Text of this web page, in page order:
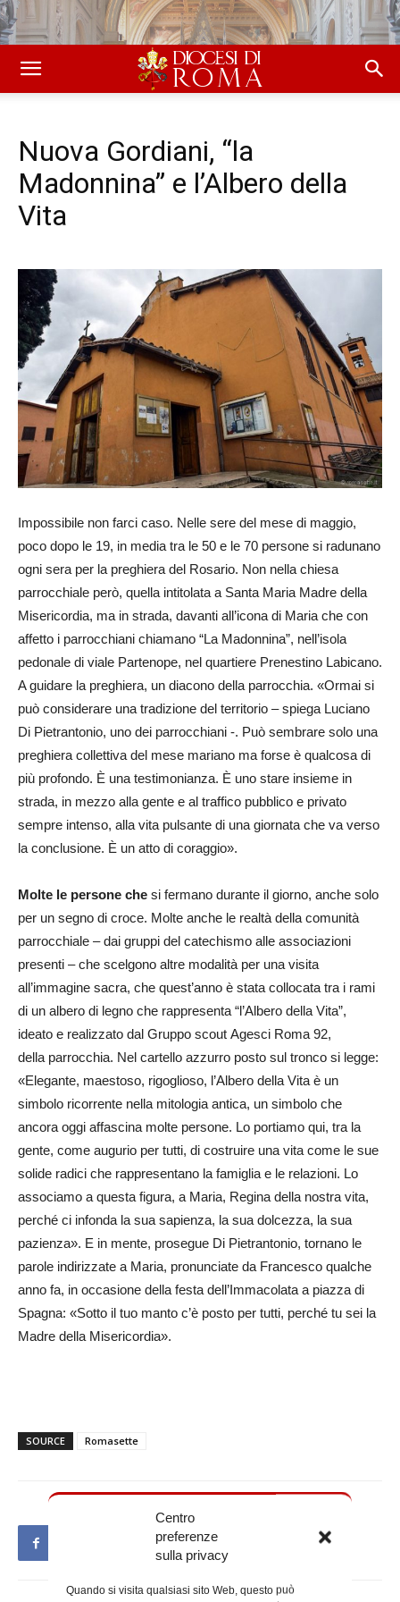
Centro
preferenze
sulla privacy
Quando si visita qualsiasi sito Web, questo può
Nuova Gordiani, “la
Madonnina” e l’Albero della
Vita
Impossibile non farci caso. Nelle sere del mese di maggio,
poco dopo le 19, in media tra le 50 e le 70 persone si radunano
ogni sera per la preghiera del Rosario. Non nella chiesa
parrocchiale però, quella intitolata a Santa Maria Madre della
Misericordia, ma in strada, davanti all’icona di Maria che con
affetto i parrocchiani chiamano “La Madonnina”, nell’isola
pedonale di viale Partenope, nel quartiere Prenestino Labicano.
A guidare la preghiera, un diacono della parrocchia. «Ormai si
può considerare una tradizione del territorio – spiega Luciano
Di Pietrantonio, uno dei parrocchiani -. Può sembrare solo una
preghiera collettiva del mese mariano ma forse è qualcosa di
più profondo. È una testimonianza. È uno stare insieme in
strada, in mezzo alla gente e al traffico pubblico e privato
sempre intenso, alla vita pulsante di una giornata che va verso
la conclusione. È un atto di coraggio».
Molte le persone che si fermano durante il giorno, anche solo
per un segno di croce. Molte anche le realtà della comunità
parrocchiale – dai gruppi del catechismo alle associazioni
presenti – che scelgono altre modalità per una visita
all’immagine sacra, che quest’anno è stata collocata tra i rami
di un albero di legno che rappresenta “l’Albero della Vita”,
ideato e realizzato dal Gruppo scout Agesci Roma 92,
della parrocchia. Nel cartello azzurro posto sul tronco si legge:
«Elegante, maestoso, rigoglioso, l’Albero della Vita è un
simbolo ricorrente nella mitologia antica, un simbolo che
ancora oggi affascina molte persone. Lo portiamo qui, tra la
gente, come augurio per tutti, di costruire una vita come le sue
solide radici che rappresentano la famiglia e le relazioni. Lo
associamo a questa figura, a Maria, Regina della nostra vita,
perché ci infonda la sua sapienza, la sua dolcezza, la sua
pazienza». E in mente, prosegue Di Pietrantonio, tornano le
parole indirizzate a Maria, pronunciate da Francesco qualche
anno fa, in occasione della festa dell’Immacolata a piazza di
Spagna: «Sotto il tuo manto c’è posto per tutti, perché tu sei la
Madre della Misericordia».
SOURCE Romasette